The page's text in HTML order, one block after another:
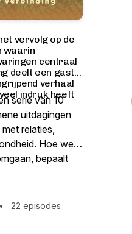
vervolg op de
waarin
centraal
deelt een gast
verhaal
indruk heeft
serie van 10
uitdagingen
relaties,
Hoe we
bepaalt
aflevering
• 22 episodes